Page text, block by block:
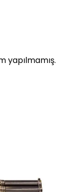
yapılmamış.